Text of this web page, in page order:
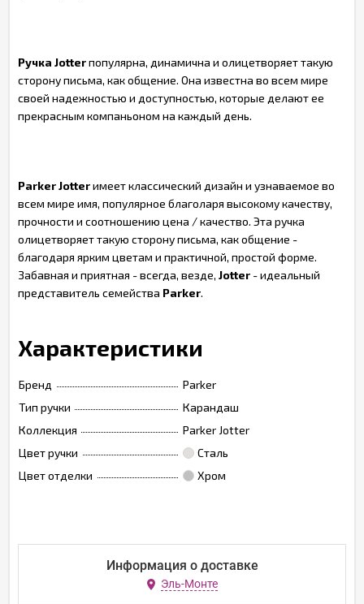
Ручка Jotterпопулярна, динамична и олицетворяет такую
сторону письма, как общение. Она известна во всем мире
своей надежностью и доступностью, которые делают ее
прекрасным компаньоном на каждый день.
Parker Jotterимеет классический дизайн и узнаваемое во
всем мире имя, популярное благоларя высокому качеству,
прочности и соотношению цена / качество. Эта ручка
олицетворяет такую сторону письма, как общение -
благодаря ярким цветам и практичной, простой форме.
Забавная и приятная - всегда, везде, Jotter - идеальный
представитель семейства Parker.
Характеристики
Бренд
Parker
Тип ручки
Карандаш
Коллекция
Parker Jotter
Цвет ручки
Сталь
Цвет отделки
Хром
Информация о доставке
Эль-Монте